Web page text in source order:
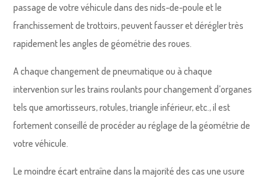
passage de votre véhicule dans des nids-de-poule et le
franchissement de trottoirs, peuvent fausser et dérégler très
rapidement les angles de géométrie des roues.
A chaque changement de pneumatique ou à chaque
intervention sur les trains roulants pour changement d’organes
tels que amortisseurs, rotules, triangle inférieur, etc., il est
fortement conseillé de procéder au réglage de la géométrie de
votre véhicule.
Le moindre écart entraîne dans la majorité des cas une usure